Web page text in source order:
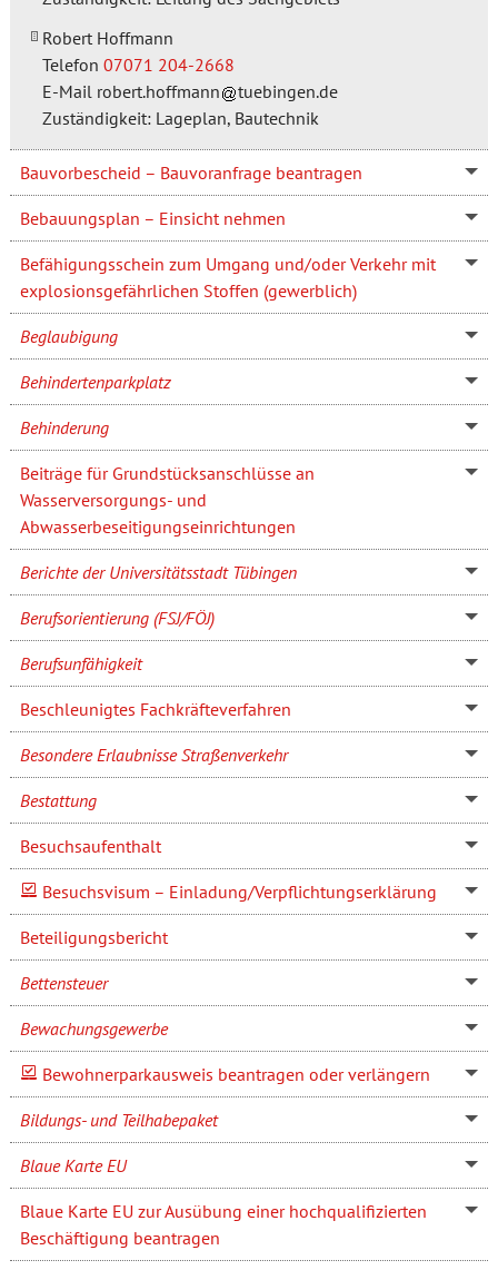
Robert Hoffmann
Telefon 07071 204-2668
E-Mail robert.hoffmann
tuebingen.de
Zuständigkeit: Lageplan, Bautechnik
Bauvorbescheid – Bauvoranfrage beantragen
Bebauungsplan – Einsicht nehmen
Befähigungsschein zum Umgang und/oder Verkehr mit
explosionsgefährlichen Stoffen (gewerblich)
Beglaubigung
Behindertenparkplatz
Behinderung
Beiträge für Grundstücksanschlüsse an
Wasserversorgungs- und
Abwasserbeseitigungseinrichtungen
Berichte der Universitätsstadt Tübingen
Berufsorientierung (FSJ/FÖJ)
Berufsunfähigkeit
Beschleunigtes Fachkräfteverfahren
Besondere Erlaubnisse Straßenverkehr
Bestattung
Besuchsaufenthalt
Besuchsvisum – Einladung/Verpflichtungserklärung
Beteiligungsbericht
Bettensteuer
Bewachungsgewerbe
Bewohnerparkausweis beantragen oder verlängern
Bildungs- und Teilhabepaket
Blaue Karte EU
Blaue Karte EU zur Ausübung einer hochqualifizierten
Beschäftigung beantragen